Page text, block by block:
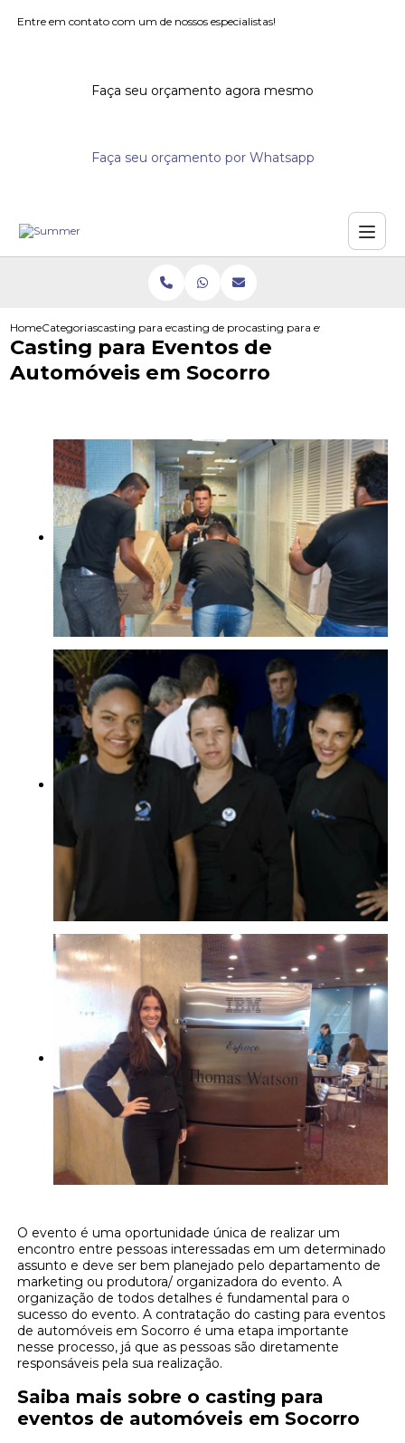
Entre em contato com um de nossos especialistas!
Faça seu orçamento agora mesmo
Faça seu orçamento por Whatsapp
HomeCategoriascasting para eventoscasting de promotores para eventos
casting para eventos de
Casting para Eventos de
Automóveis em Socorro
O evento é uma oportunidade única de realizar um
encontro entre pessoas interessadas em um determinado
assunto e deve ser bem planejado pelo departamento de
marketing ou produtora/ organizadora do evento. A
organização de todos detalhes é fundamental para o
sucesso do evento. A contratação do casting para eventos
de automóveis em Socorro é uma etapa importante
nesse processo, já que as pessoas são diretamente
responsáveis pela sua realização.
Saiba mais sobre o casting para
eventos de automóveis em Socorro